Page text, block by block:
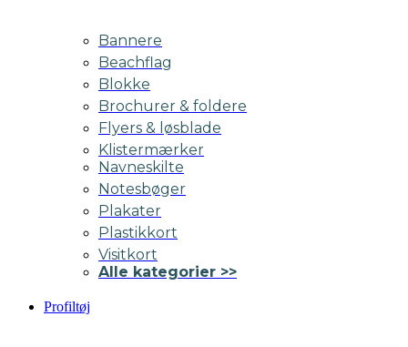
Bannere
Beachflag
Blokke
Brochurer & foldere
Flyers & løsblade
Klistermærker
Navneskilte
Notesbøger
Plakater
Plastikkort
Visitkort
Alle kategorier >>
Profiltøj